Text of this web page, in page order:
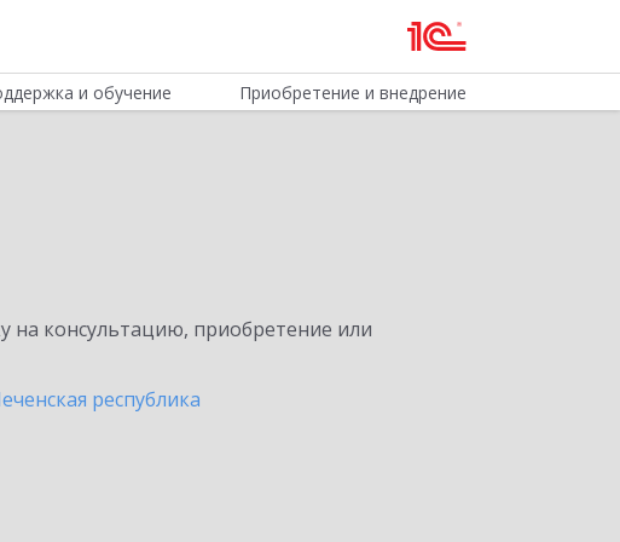
и обучение Приобретение и внедрение
на консультацию, приобретение или
республика